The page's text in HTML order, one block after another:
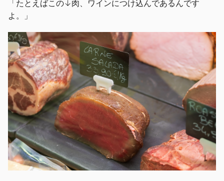
「たとえばこの↓肉、ワインにつけ込んであるんです
よ。」